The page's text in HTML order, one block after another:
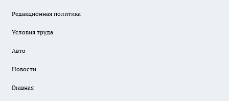
Редакционная политика
Условия труда
Авто
Новости
Главная